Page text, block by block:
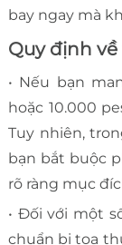
bay ngay mà
Quy định
• Nếu bạn
hoặc 10.000
Tuy nhiên,
bạn bắt buộc
rõ ràng mục
• Đối với một
chuẩn bị toa